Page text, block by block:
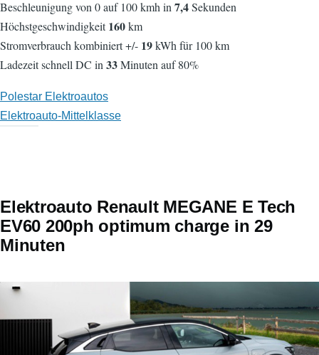
Beschleunigung von 0 auf 100 kmh in 7,4Sekunden
Höchstgeschwindigkeit160km
Stromverbrauch kombiniert +/- 19kWh für 100 km
Ladezeit schnell DC in 33Minuten auf 80%
Polestar Elektroautos
Elektroauto-Mittelklasse
Elektroauto Renault MEGANE E Tech
EV60 200ph optimum charge in 29
Minuten